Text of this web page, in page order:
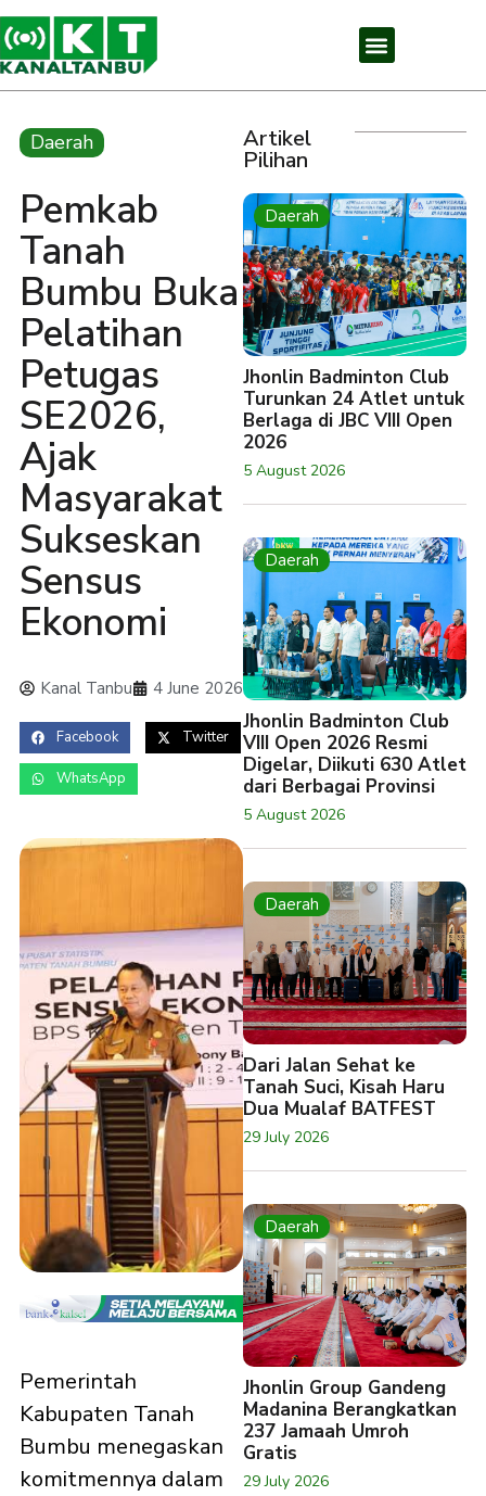
Daerah
Pemkab
Tanah
Bumbu Buka
Pelatihan
Petugas
SE2026,
Ajak
Masyarakat
Sukseskan
Sensus
Ekonomi
Kanal Tanbu 4 June 2026
Facebook Twitter
WhatsApp
Pemerintah
Kabupaten Tanah
Bumbu menegaskan
komitmennya dalam
Artikel
Pilihan
Daerah
Jhonlin Badminton Club
Turunkan 24 Atlet untuk
Berlaga di JBC VIII Open
2026
5 August 2026
Daerah
Jhonlin Badminton Club
VIII Open 2026 Resmi
Digelar, Diikuti 630 Atlet
dari Berbagai Provinsi
5 August 2026
Daerah
Dari Jalan Sehat ke
Tanah Suci, Kisah Haru
Dua Mualaf BATFEST
29 July 2026
Daerah
Jhonlin Group Gandeng
Madanina Berangkatkan
237 Jamaah Umroh
Gratis
29 July 2026